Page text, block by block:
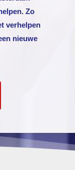
Zo
verhelpen
nieuwe